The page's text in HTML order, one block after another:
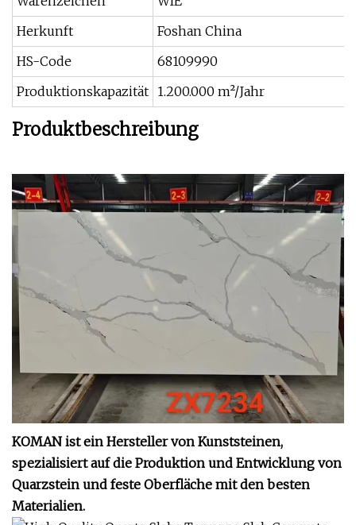
Herkunft
Foshan China
HS-Code
68109990
Produktionskapazität 1.200.000 m²/Jahr
Produktbeschreibung
KOMAN ist ein Hersteller von Kunststeinen,
spezialisiert auf die Produktion und Entwicklung von
Quarzstein und feste Oberfläche mit den besten
Materialien.